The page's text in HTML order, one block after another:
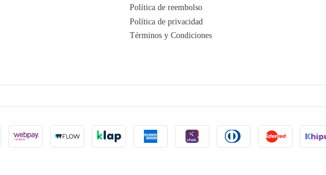
Política de reembolso
Política de privacidad
Términos y Condiciones